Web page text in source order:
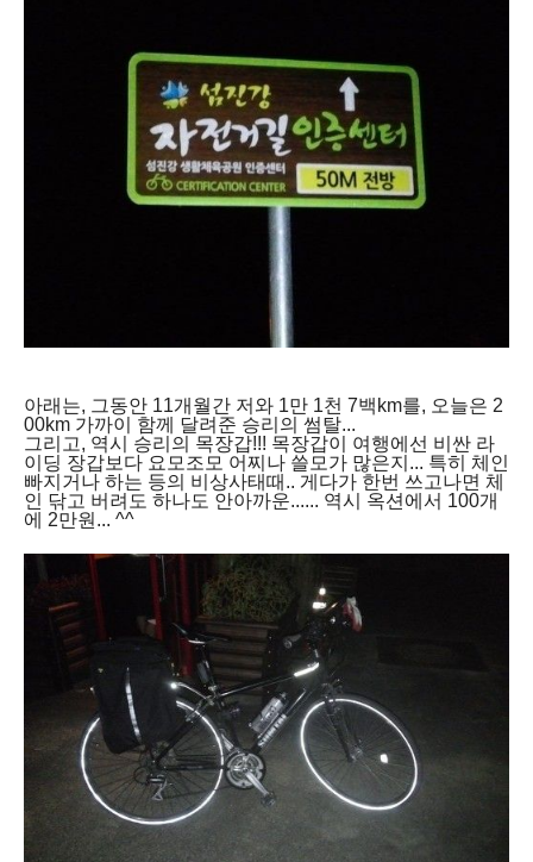
아래는, 그동안 11개월간 저와 1만 1천 7백km를, 오늘은 2
00km 가까이 함께 달려준 승리의 썸탈...
그리고, 역시 승리의 목장갑!!! 목장갑이 여행에선 비싼 라
이딩 장갑보다 요모조모 어찌나 쓸모가 많은지... 특히 체인
빠지거나 하는 등의 비상사태때.. 게다가 한번 쓰고나면 체
인 닦고 버려도 하나도 안아까운...... 역시 옥션에서 100개
에 2만원... ^^